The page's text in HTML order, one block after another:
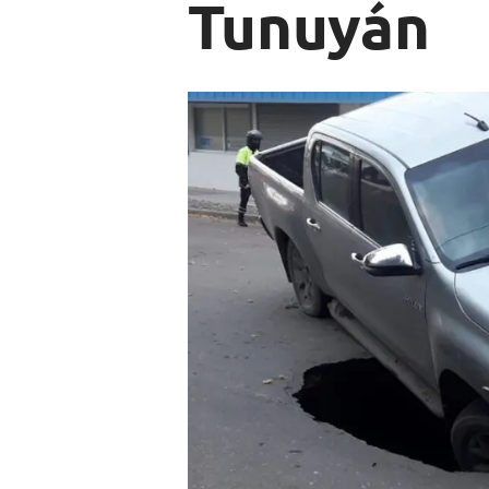
Tunuyán